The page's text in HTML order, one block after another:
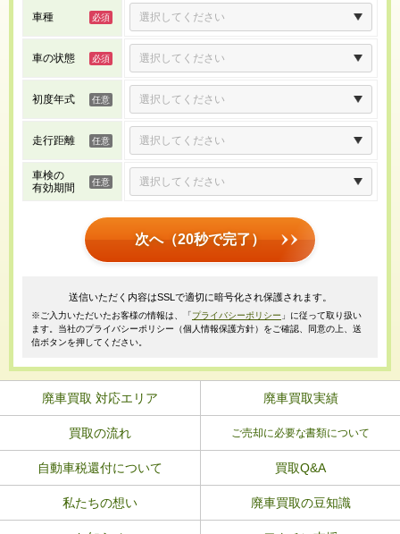
車種
車の状態
初度年式
走行距離
車検の
有効期間
次へ（20秒で完了）
送信いただく内容はSSLで適切に暗号化され保護されます。
※ご入力いただいたお客様の情報は、「プライバシーポリシー 」に従って取り扱い
ます。当社のプライバシーポリシー（個人情報保護方針）をご確認、同意の上、送
信ボタンを押してください。
廃車買取 対応エリア 廃車買取実績
買取の流れ ご売却に必要な書類について
自動車税還付について 買取Q&A
私たちの想い 廃車買取の豆知識